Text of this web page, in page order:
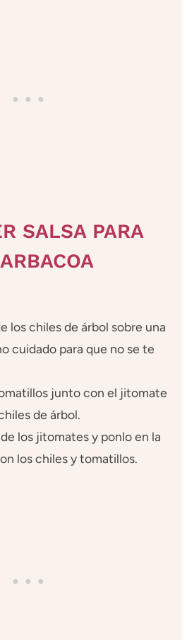
SALSA PARA
los chiles de árbol sobre una
cuidado para que no se te
junto con el jitomate
de árbol.
los jitomates y ponlo en la
los chiles y tomatillos.